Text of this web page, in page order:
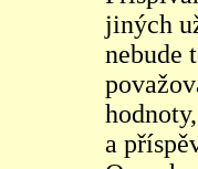
jiných
nebude
a